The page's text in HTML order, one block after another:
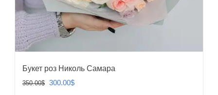
Букет роз Николь Самара
350.00$
Первоначальная
300.00$Текущая